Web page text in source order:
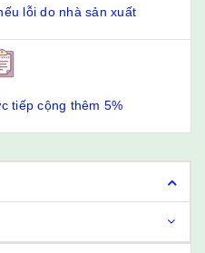
lỗi do nhà sản xuất
tiếp cộng thêm 5%